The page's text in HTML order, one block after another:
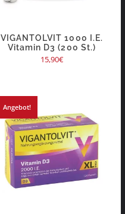
VIGANTOLVIT 1000 I.E.
Vitamin D3 (200 St.)
15,90€
Angebot!